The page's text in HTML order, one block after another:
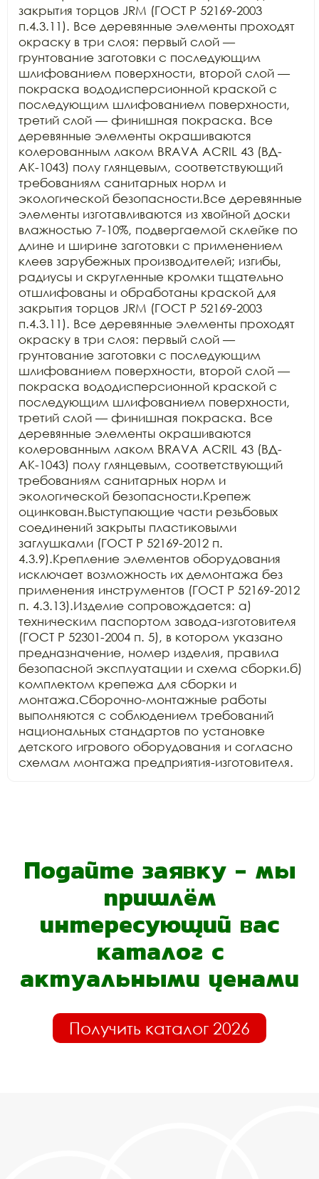
закрытия торцов JRM (ГОСТ Р 52169-2003
п.4.3.11). Все деревянные элементы проходят
окраску в три слоя: первый слой —
грунтование заготовки с последующим
шлифованием поверхности, второй слой —
покраска вододисперсионной краской с
последующим шлифованием поверхности,
третий слой — финишная покраска. Все
деревянные элементы окрашиваются
колерованным лаком BRAVA ACRIL 43 (ВД-
АК-1043) полу глянцевым, соответствующий
требованиям санитарных норм и
экологической безопасности.Все деревянные
элементы изготавливаются из хвойной доски
влажностью 7-10%, подвергаемой склейке по
длине и ширине заготовки с применением
клеев зарубежных производителей; изгибы,
радиусы и скругленные кромки тщательно
отшлифованы и обработаны краской для
закрытия торцов JRM (ГОСТ Р 52169-2003
п.4.3.11). Все деревянные элементы проходят
окраску в три слоя: первый слой —
грунтование заготовки с последующим
шлифованием поверхности, второй слой —
покраска вододисперсионной краской с
последующим шлифованием поверхности,
третий слой — финишная покраска. Все
деревянные элементы окрашиваются
колерованным лаком BRAVA ACRIL 43 (ВД-
АК-1043) полу глянцевым, соответствующий
требованиям санитарных норм и
экологической безопасности.Крепеж
оцинкован.Выступающие части резьбовых
соединений закрыты пластиковыми
заглушками (ГОСТ Р 52169-2012 п.
4.3.9).Крепление элементов оборудования
исключает возможность их демонтажа без
применения инструментов (ГОСТ Р 52169-2012
п. 4.3.13).Изделие сопровождается: а)
техническим паспортом завода-изготовителя
(ГОСТ Р 52301-2004 п. 5), в котором указано
предназначение, номер изделия, правила
безопасной эксплуатации и схема сборки.б)
комплектом крепежа для сборки и
монтажа.Сборочно-монтажные работы
выполняются с соблюдением требований
национальных стандартов по установке
детского игрового оборудования и согласно
схемам монтажа предприятия-изготовителя.
Подайте заявку - мы
пришлём
интересующий вас
каталог с
актуальными ценами
Получить каталог 2026